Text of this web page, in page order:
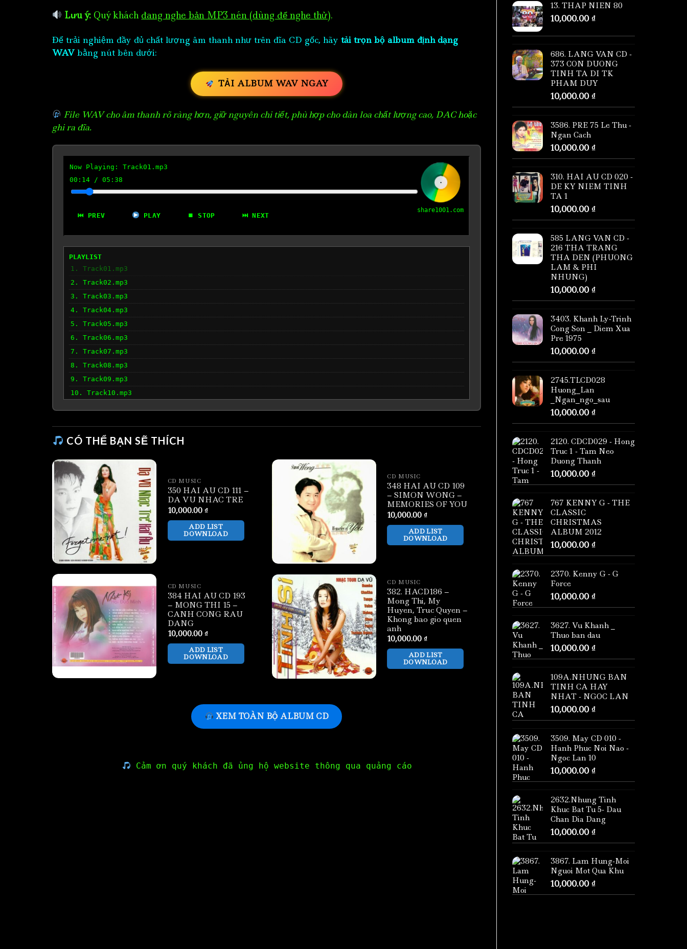
13. THAP NIEN 80
10,000.00 ₫
686. LANG VAN CD -
373 CON DUONG
TINH TA DI TK
PHAM DUY
10,000.00 ₫
3586. PRE 75 Le Thu -
Ngan Cach
10,000.00 ₫
310. HAI AU CD 020 -
DE KY NIEM TINH
TA 1
10,000.00 ₫
585 LANG VAN CD -
216 THA TRANG
THA DEN (PHUONG
LAM & PHI
NHUNG)
10,000.00 ₫
3403. Khanh Ly-Trinh
Cong Son _ Diem Xua
Pre 1975
10,000.00 ₫
2745.TLCD028
Huong_Lan
_Ngan_ngo_sau
10,000.00 ₫
2120. CDCD029 - Hong
Truc 1 - Tam Neo
Duong Thanh
10,000.00 ₫
767 KENNY G - THE
CLASSIC
CHRISTMAS
ALBUM 2012
10,000.00 ₫
2370. Kenny G - G
Force
10,000.00 ₫
3627. Vu Khanh _
Thuo ban dau
10,000.00 ₫
109A.NHUNG BAN
TINH CA HAY
NHAT - NGOC LAN
10,000.00 ₫
3509. May CD 010 -
Hanh Phuc Noi Nao -
Ngoc Lan 10
10,000.00 ₫
2632.Nhung Tinh
Khuc Bat Tu 5- Dau
Chan Dia Dang
10,000.00 ₫
3867. Lam Hung-Moi
Nguoi Mot Qua Khu
10,000.00 ₫
Lưu ý: Quý khách đang nghe bản MP3 nén (dùng để nghe thử).
Để trải nghiệm đầy đủ chất lượng âm thanh như trên đĩa CD gốc, hãy tải trọn bộ album định dạng
WAV bằng nút bên dưới:
TẢI ALBUM WAV NGAY
File WAV cho âm thanh rõ ràng hơn, giữ nguyên chi tiết, phù hợp cho dàn loa chất lượng cao, DAC hoặc
ghi ra đĩa.
Now Playing: Track01.mp3
00:15 / 05:38
⏮ PREV PLAY ⏹ STOP ⏭ NEXT
share1001.com
PLAYLIST
1. Track01.mp3
2. Track02.mp3
3. Track03.mp3
4. Track04.mp3
5. Track05.mp3
6. Track06.mp3
7. Track07.mp3
8. Track08.mp3
9. Track09.mp3
10. Track10.mp3
CÓ THỂ BẠN SẼ THÍCH
CD MUSIC
350 HAI AU CD 111 –
DA VU NHAC TRE
10,000.00 ₫
ADD LIST
DOWNLOAD
CD MUSIC
348 HAI AU CD 109
– SIMON WONG –
MEMORIES OF YOU
10,000.00₫
ADD LIST
DOWNLOAD
CD MUSIC
384 HAI AU CD 193
– MONG THI 15 –
CANH CONG RAU
DANG
10,000.00 ₫
ADD LIST
DOWNLOAD
CD MUSIC
382. HACD186 –
Mong Thi, My
Huyen, Truc Quyen –
Khong bao gio quen
anh
10,000.00₫
ADD LIST
DOWNLOAD
XEM TOÀN BỘ ALBUM CD
Cảm ơn quý khách đã ủng hộ website thông qua quảng cáo